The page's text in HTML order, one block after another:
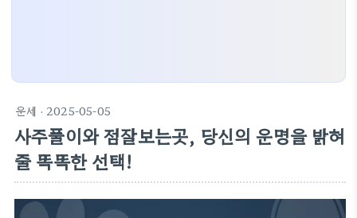
운세 · 2025-05-05
사주풀이와 점잘보는곳, 당신의 운명을 밝혀
줄 똑똑한 선택!